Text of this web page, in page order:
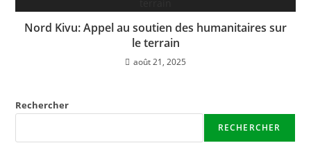
Nord Kivu: Appel au soutien des humanitaires sur
le terrain
août 21, 2025
Rechercher
RECHERCHER